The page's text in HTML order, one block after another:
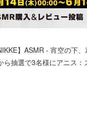
】ASMR - 宵空の下
ら抽選で3名様にアニス